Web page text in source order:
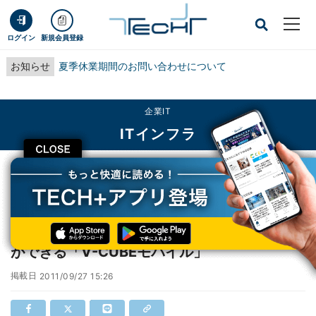
ログイン 新規会員登録
お知らせ 夏季休業期間のお問い合わせについて
CLOSE
企業IT
ITインフラ
TECH+ 企業IT
ITインフラ
ブイキューブ、パケット通信のみでWeb会議ができる「V-CUBEモバイル」
ブイキューブ、パケット通信のみでWeb会議
ができる「V-CUBEモバイル」
掲載日 2011/09/27 15:26